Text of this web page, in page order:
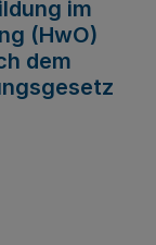
im
(HwO)
dem